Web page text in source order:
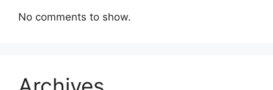
No comments to show.